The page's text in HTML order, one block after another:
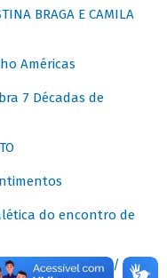
BRAGA E CAMILA
Américas
7 Décadas de
do encontro de
QUARTET (QGQ) /